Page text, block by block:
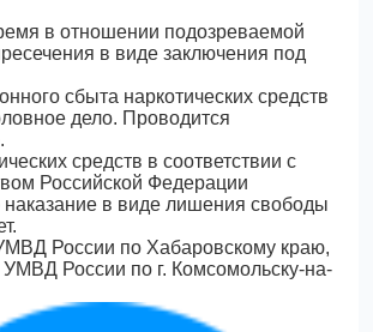
в отношении подозреваемой
в виде заключения под
сбыта наркотических средств
дело. Проводится
средств в соответствии с
Российской Федерации
наказание в виде лишения свободы
России по Хабаровскому краю,
России по г. Комсомольску-на-